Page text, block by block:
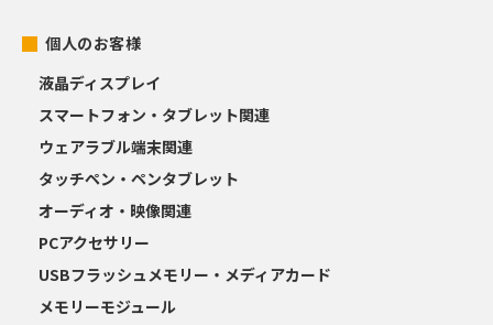
個人のお客様
液晶ディスプレイ
スマートフォン・タブレット関連
ウェアラブル端末関連
タッチペン・ペンタブレット
オーディオ・映像関連
PCアクセサリー
USBフラッシュメモリー・メディアカード
メモリーモジュール